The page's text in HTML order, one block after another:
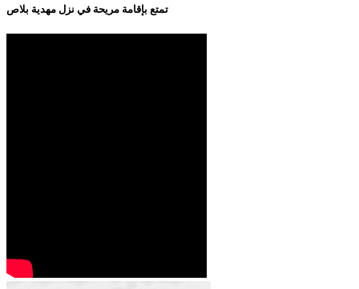
تمتع بإقامة مريحة في نزل مهدية بلاص